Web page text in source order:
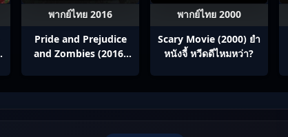
พากย์ไทย 2016
Pride and Prejudice
and Zombies (2016)
พากย์ไทย 2000
Scary Movie (2000) ยำ
หนังจี้​ หวีดดีไหมหว่า?